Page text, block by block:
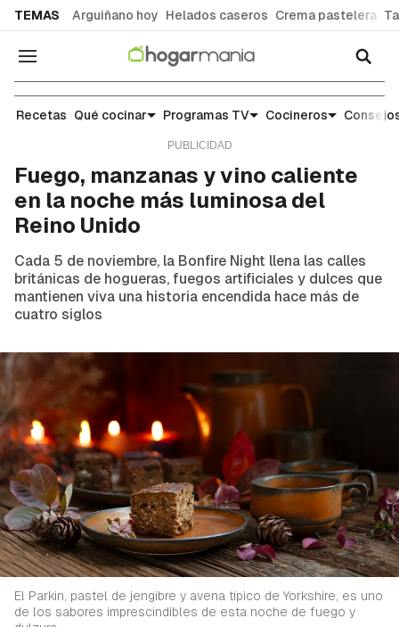
TEMAS Arguiñano hoy Helados caseros Crema pastelera
Navegación
Noticias y tendencias gastronómicas
Recetas Qué cocinar Programas TV Cocineros
Fuego, manzanas y vino caliente
en la noche más luminosa del
Reino Unido
Cada 5 de noviembre, la Bonfire Night llena las calles
británicas de hogueras, fuegos artificiales y dulces que
mantienen viva una historia encendida hace más de
cuatro siglos
El Parkin, pastel de jengibre y avena típico de Yorkshire, es uno
de los sabores imprescindibles de esta noche de fuego y